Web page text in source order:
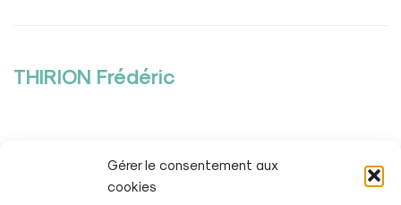
Gérer le consentement aux
cookies
THIRION Frédéric